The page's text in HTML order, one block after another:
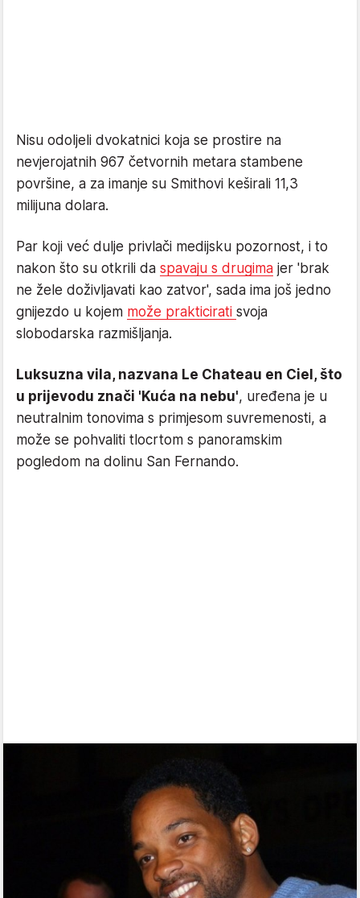
Nisu odoljeli dvokatnici koja se prostire na
nevjerojatnih 967 četvornih metara stambene
površine, a za imanje su Smithovi keširali 11,3
milijuna dolara.
Par koji već dulje privlači medijsku pozornost, i to
nakon što su otkrili da spavaju s drugima jer 'brak
ne žele doživljavati kao zatvor', sada ima još jedno
gnijezdo u kojem može prakticirati svoja
slobodarska razmišljanja.
Luksuzna vila, nazvana Le Chateau en Ciel, što
u prijevodu znači 'Kuća na nebu', uređena je u
neutralnim tonovima s primjesom suvremenosti, a
može se pohvaliti tlocrtom s panoramskim
pogledom na dolinu San Fernando.